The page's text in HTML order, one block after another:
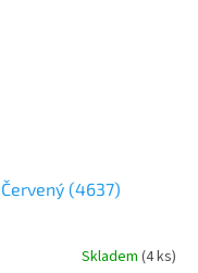
(4637)
Skladem (4 ks)